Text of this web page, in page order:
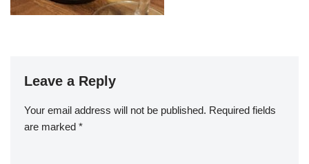
Leave a Reply
Your email address will not be published. Required fields
are marked *